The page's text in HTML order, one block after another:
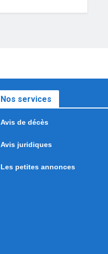
Nos services
Avis de décès
Avis juridiques
Les petites annonces